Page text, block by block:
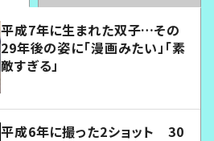
平成7年に生まれた双子…その
29年後の姿に「漫画みたい」「素
敵すぎる」
平成6年に撮った2ショット 30